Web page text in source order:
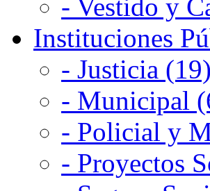
- Vestido y
Instituciones
- Justicia (19)
- Municipal
- Policial y
- Proyectos